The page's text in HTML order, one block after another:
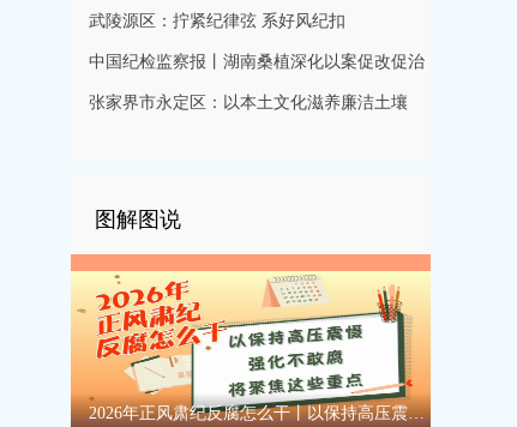
示教育会召开
武陵源区：拧紧纪律弦 系好风纪扣
中国纪检监察报丨湖南桑植深化以案促改促治
规范特色产业发展秩序
张家界市永定区：以本土文化滋养廉洁土壤
图解图说
2026年正风肃纪反腐怎么干丨以保持高压震慑强化不敢腐将聚焦这些重点